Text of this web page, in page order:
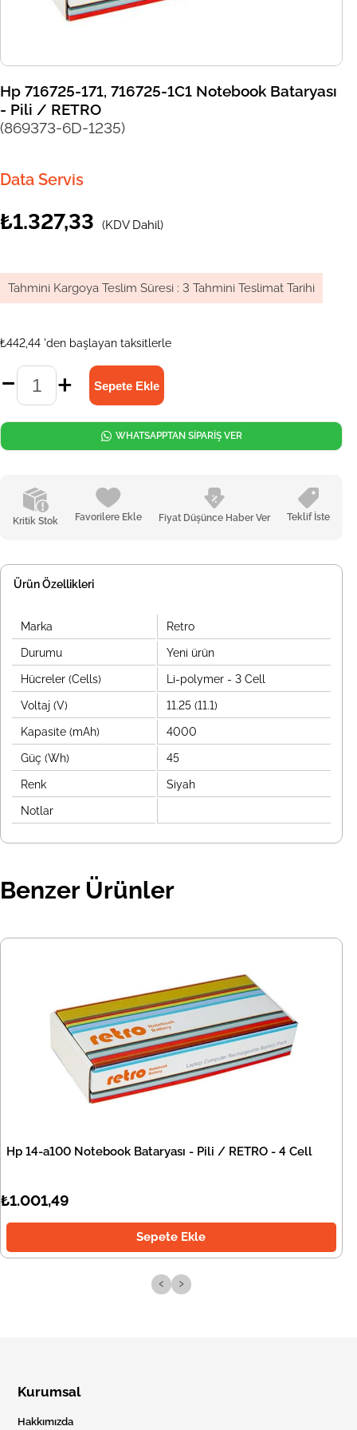
Hp 716725-171, 716725-1C1 Notebook Bataryası
- Pili / RETRO
(869373-6D-1235)
Data Servis
₺1.327,33 (KDV Dahil)
Tahmini Kargoya Teslim Süresi : 3 Tahmini Teslimat Tarihi
₺442,44 'den başlayan taksitlerle
Kritik Stok Favorilere Ekle Fiyat Düşünce Haber Ver Teklif İste
WHATSAPPTAN SİPARİŞ VER
Ürün Özellikleri
Marka Retro
Durumu Yeni ürün
Hücreler (Cells) Li-polymer - 3 Cell
Voltaj (V) 11.25 (11.1)
Kapasite (mAh) 4000
Güç (Wh) 45
Renk Siyah
Notlar
Benzer Ürünler
Hp 14-a100 Notebook Bataryası - Pili / RETRO - 4 Cell
₺1.001,49
Sepete Ekle
‹ ›
Kurumsal
Hakkımızda